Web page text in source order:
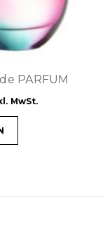
PARFUM
MwSt.